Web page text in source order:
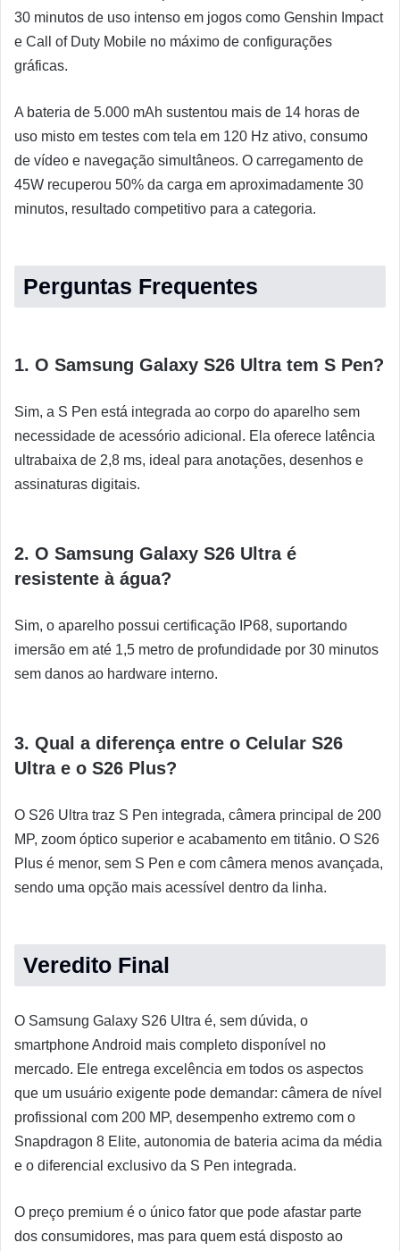
30 minutos de uso intenso em jogos como Genshin Impact
e Call of Duty Mobile no máximo de configurações
gráficas.
A bateria de 5.000 mAh sustentou mais de 14 horas de
uso misto em testes com tela em 120 Hz ativo, consumo
de vídeo e navegação simultâneos. O carregamento de
45W recuperou 50% da carga em aproximadamente 30
minutos, resultado competitivo para a categoria.
Perguntas Frequentes
1. O Samsung Galaxy S26 Ultra tem S Pen?
Sim, a S Pen está integrada ao corpo do aparelho sem
necessidade de acessório adicional. Ela oferece latência
ultrabaixa de 2,8 ms, ideal para anotações, desenhos e
assinaturas digitais.
2. O Samsung Galaxy S26 Ultra é
resistente à água?
Sim, o aparelho possui certificação IP68, suportando
imersão em até 1,5 metro de profundidade por 30 minutos
sem danos ao hardware interno.
3. Qual a diferença entre o Celular S26
Ultra e o S26 Plus?
O S26 Ultra traz S Pen integrada, câmera principal de 200
MP, zoom óptico superior e acabamento em titânio. O S26
Plus é menor, sem S Pen e com câmera menos avançada,
sendo uma opção mais acessível dentro da linha.
Veredito Final
O Samsung Galaxy S26 Ultra é, sem dúvida, o
smartphone Android mais completo disponível no
mercado. Ele entrega excelência em todos os aspectos
que um usuário exigente pode demandar: câmera de nível
profissional com 200 MP, desempenho extremo com o
Snapdragon 8 Elite, autonomia de bateria acima da média
e o diferencial exclusivo da S Pen integrada.
O preço premium é o único fator que pode afastar parte
dos consumidores, mas para quem está disposto ao